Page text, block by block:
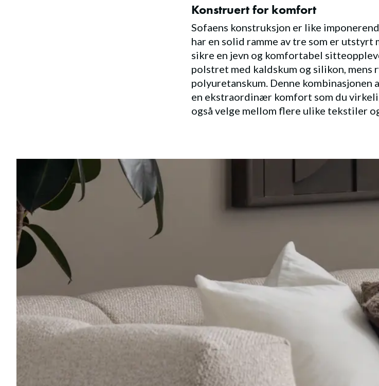
Konstruert for komfort
Sofaens konstruksjon er like
har en solid ramme av tre som er
sikre en jevn og komfortabel
polstret med kaldskum og silikon, mens
polyuretanskum. Denne
en ekstraordinær komfort som du
også velge mellom flere ulike tekstiler